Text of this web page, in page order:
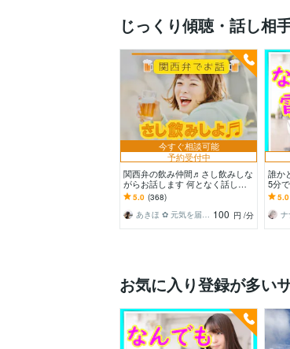
じっくり傾聴・話し相
今すぐ相談可能
予約受付中
関西弁の飲み仲間♬さし飲みしな
がらお話します 何となく話した
い✨酔った時のいい気分のまま⭐︎
お話しましょう
5.0 (368)
あきほ ✿ 元気を届ける関西女子✨ 100 円 /分
誰か
5分
でも
んと
5.0
お気に入り登録が多い